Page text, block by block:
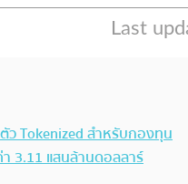
ว Tokenized สำหรับกองทุน
3.11 แสนล้านดอลลาร์